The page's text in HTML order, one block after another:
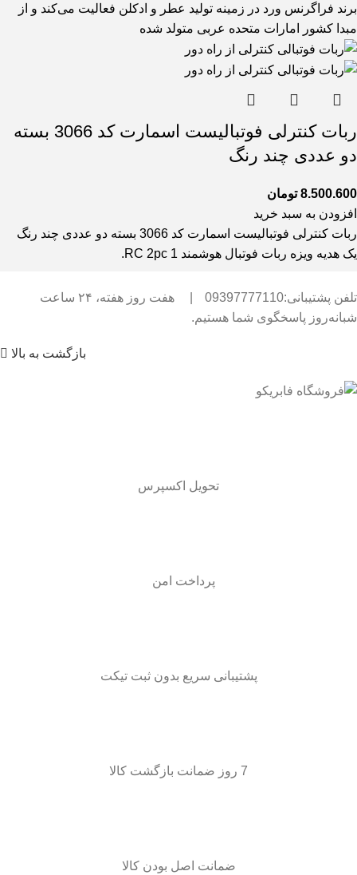
برند فراگرنس ورد در زمینه تولید عطر و ادکلن فعالیت می‌کند و از
مبدا کشور امارات متحده عربی متولد شده
ربات کنترلی فوتبالیست اسمارت کد 3066 بسته
دو عددی چند رنگ
8.500.600 تومان
افزودن به سبد خرید
ربات کنترلی فوتبالیست اسمارت کد 3066 بسته دو عددی چند رنگ
یک هدیه ویزه ربات فوتبال هوشمند RC 2pc 1.
تلفن پشتیبانی:09397777110
هفت روز هفته، ۲۴ ساعت
شبانه‌روز پاسخگوی شما هستیم.
بازگشت به بالا
تحویل اکسپرس
پرداخت امن
پشتیبانی سریع بدون ثبت تیکت
7 روز ضمانت بازگشت کالا
ضمانت اصل بودن کالا